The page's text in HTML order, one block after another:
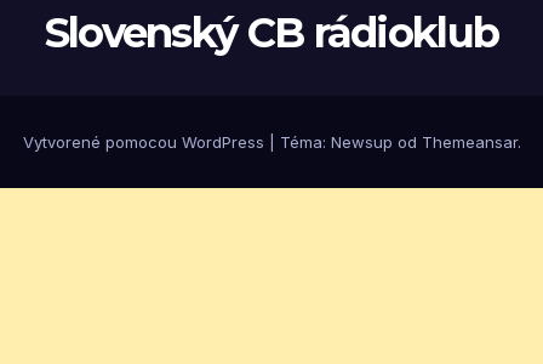
Slovenský CB rádioklub
Vytvorené pomocou WordPress Téma: Newsup od Themeansar.